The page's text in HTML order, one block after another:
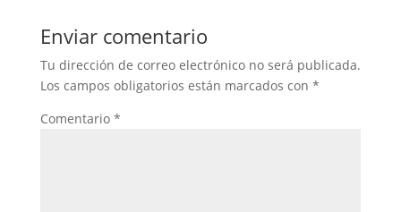
Enviar comentario
Tu dirección de correo electrónico no será publicada.
Los campos obligatorios están marcados con *
Comentario *